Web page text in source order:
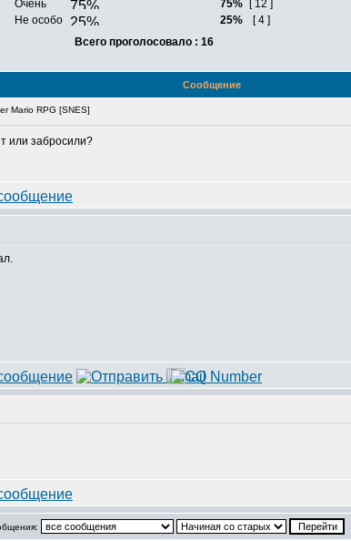
Очень
75%
[ 12 ]
Не особо
25%
[ 4 ]
Всего проголосовало : 16
Сообщение
Mario RPG [SNES]
или забросили?